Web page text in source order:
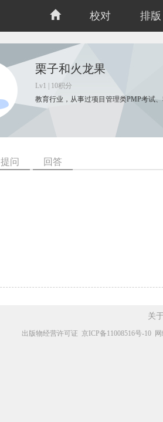
校对 排版
栗子和火龙果
Lv1 | 10积分
教育行业，从事过项目管理类PMP考试
提问 回答
关
出版物经营许可证 京ICP备11008516号-10